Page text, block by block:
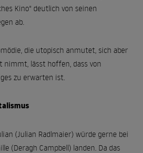
Kino" deutlich von seinen
ab.
die utopisch anmutet, sich aber
nimmt, lässt hoffen, dass von
zu erwarten ist.
(Julian Radlmaier) würde gerne bei
(Deragh Campbell) landen. Da das